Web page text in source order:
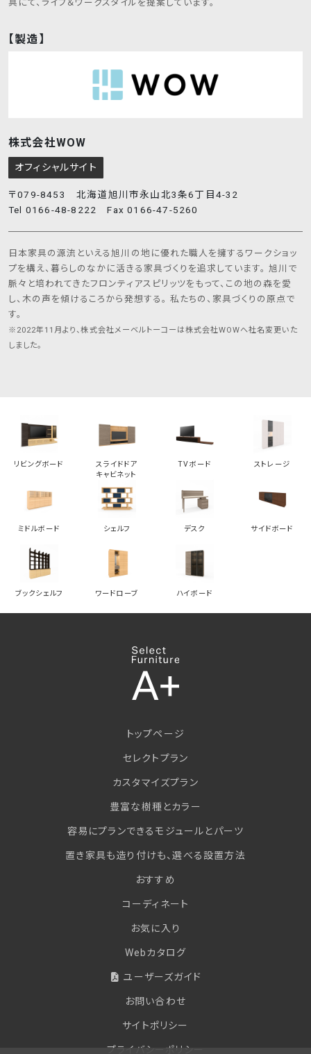
具にて、ライフ＆ワークスタイルを提案しています。
【製造】
株式会社WOW
オフィシャルサイト
〒079-8453 北海道旭川市永山北3条6丁目4-32
Tel 0166-48-8222 Fax 0166-47-5260
日本家具の源流といえる旭川の地に優れた職人を擁するワークショッ
プを構え、暮らしのなかに活きる家具づくりを追求しています。 旭川で
脈々と培われてきたフロンティアスピリッツをもって、この地の森を愛
し、木の声を傾けるころから発想する。 私たちの、家具づくりの原点で
す。
※2022年11月より、株式会社メーベルトーコーは株式会社WOWへ社名変更いた
しました。
リビングボード
スライドドア
キャビネット
TVボード ストレージ
ミドルボード シェルフ デスク サイドボード
ブックシェルフ ワードローブ ハイボード
トップページ
セレクトプラン
カスタマイズプラン
豊富な樹種とカラー
容易にプランできるモジュールとパーツ
置き家具も造り付けも、選べる設置方法
おすすめ
コーディネート
お気に入り
Webカタログ
ユーザーズガイド
お問い合わせ
サイトポリシー
プライバシーポリシー